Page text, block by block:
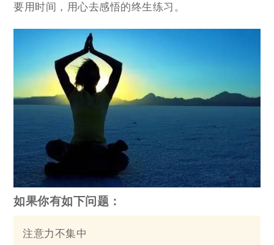
要用时间，用心去感悟的终生练习。
如果你有如下问题：
注意力不集中